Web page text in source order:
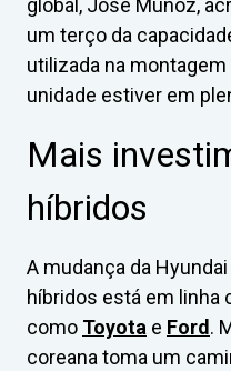
global, Jose Munoz,
um terço da
utilizada na
unidade estiver em
Mais
híbridos
A mudança da
híbridos está em linha
como Toyota e Ford.
coreana toma um